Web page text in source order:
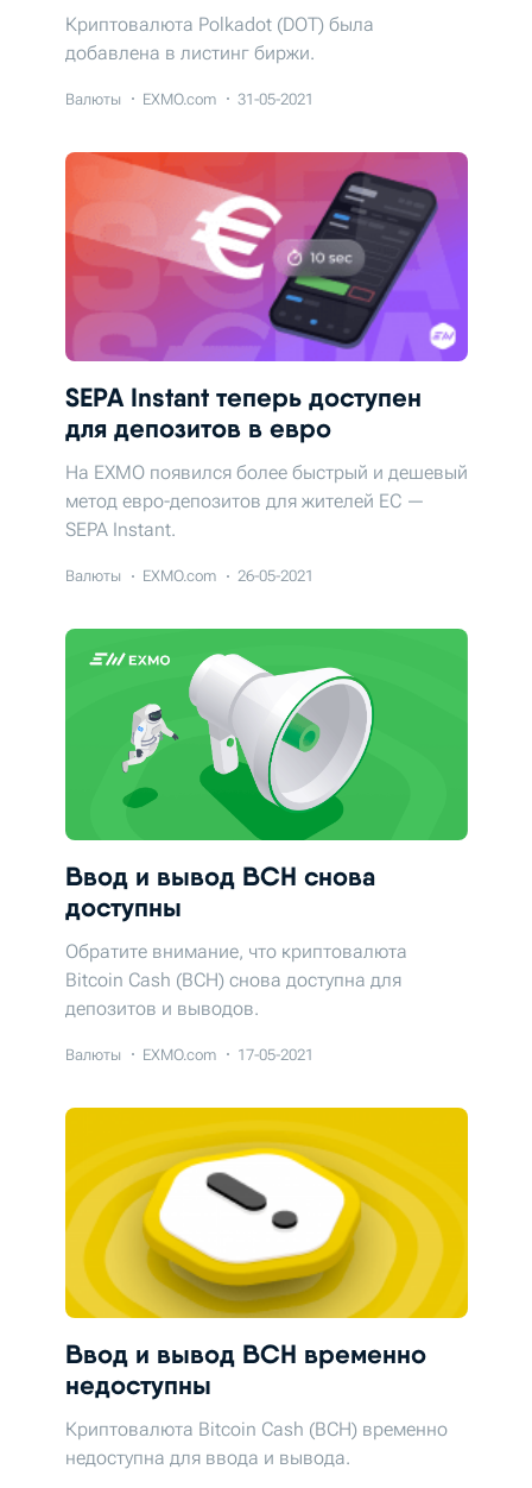
Криптовалюта Polkadot (DOT) была
добавлена в листинг биржи.
Валюты EXMO.com 31-05-2021
SEPA Instant теперь доступен
для депозитов в евро
На EXMO появился более быстрый и дешевый
метод евро-депозитов для жителей ЕС —
SEPA Instant.
Валюты EXMO.com 26-05-2021
Ввод и вывод BCH снова
доступны
Обратите внимание, что криптовалюта
Bitcoin Cash (BCH) снова доступна для
депозитов и выводов.
Валюты EXMO.com 17-05-2021
Ввод и вывод BCH временно
недоступны
Криптовалюта Bitcoin Cash (BCH) временно
недоступна для ввода и вывода.